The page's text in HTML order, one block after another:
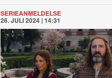
SERIEANMELDELSE
26. JULI 2024 | 14:31